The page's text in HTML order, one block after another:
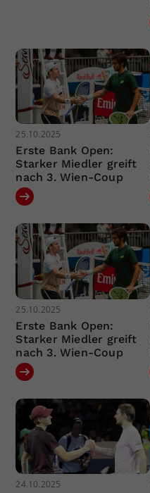
25.10.2025
Erste Bank Open:
Starker Miedler greift
nach 3. Wien-Coup
25.10.2025
Erste Bank Open:
Starker Miedler greift
nach 3. Wien-Coup
24.10.2025